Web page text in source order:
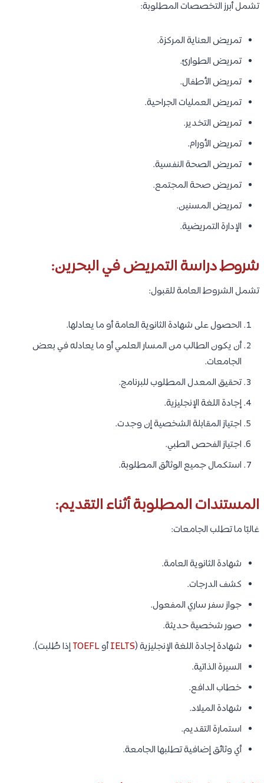
الدرجات المتاحة:
البكالوريوس في تمريض
لغة الدراسة:
اللغة الإنجليزية في معظم البرامج الصحية.
متوسط الرسوم الدراسية:
4,000 دينار بحريني سنوياً.
أهم شرط للقبول:
الحصول على مؤهل جامعي مناسب للالتحاق ببرامج الدراسات العليا
جامعة خليجية مرموقة.
تركيز قوي على الدراسات العليا والبحث العلمي.
اعتراف واسع داخل دول مجلس التعاون الخليجي.
الموقع:
بحرينية لدعم التدريب والتأهيل والتطوير المهني. وتوفر برامج دعم
مع الجامعات والمؤسسات التعليمية ومقدمي التدريب المعتمدين.
البرامج المتاحة:
لغة الدراسة:
تختلف حسب الجهة التعليمية المقدمة للبرنامج.
متوسط الرسوم الدراسية: